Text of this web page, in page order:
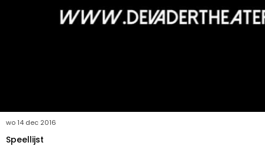
wo 14 dec 2016
Speellijst